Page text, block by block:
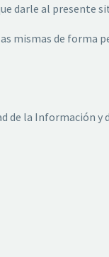
darle al presente
mismas de forma
de la